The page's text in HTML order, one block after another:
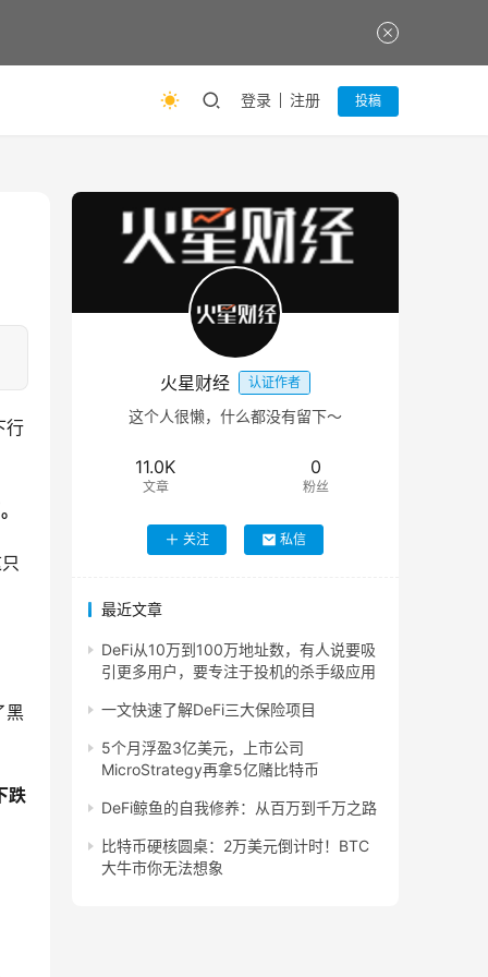
登录 注册 投稿
行
黑
跌
火星财经 认证作者
这个人很懒，什么都没有留下～
11.0K
文章
0
粉丝
关注 私信
最近文章
DeFi从10万到100万地址数，有人说要吸
引更多用户，要专注于投机的杀手级应用
一文快速了解DeFi三大保险项目
5个月浮盈3亿美元，上市公司
MicroStrategy再拿5亿赌比特币
DeFi鲸鱼的自我修养：从百万到千万之路
比特币硬核圆桌：2万美元倒计时！BTC
大牛市你无法想象